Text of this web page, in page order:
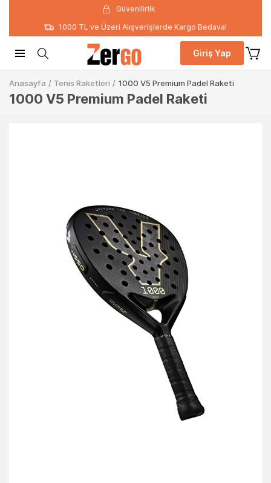
Güvenilirlik
1000 TL ve Üzeri Alışverişlerde Kargo Bedava!
Giriş Yap
Anasayfa / Tenis Raketleri / 1000 V5 Premium Padel Raketi
1000 V5 Premium Padel Raketi